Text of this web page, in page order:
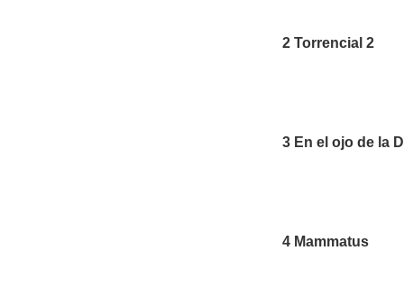
2 Torrencial 2
3 En el ojo de la
4 Mammatus